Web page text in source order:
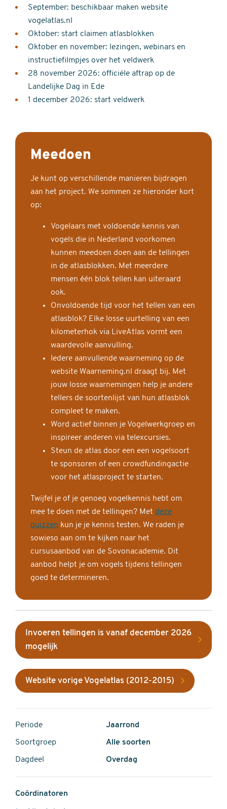
September: beschikbaar maken website
vogelatlas.nl
Oktober: start claimen atlasblokken
Oktober en november: lezingen, webinars en
instructiefilmpjes over het veldwerk
28 november 2026: officiële aftrap op de
Landelijke Dag in Ede
1 december 2026: start veldwerk
Meedoen
Je kunt op verschillende manieren bijdragen
aan het project. We sommen ze hieronder kort
op:
Vogelaars met voldoende kennis van
vogels die in Nederland voorkomen
kunnen meedoen doen aan de tellingen
in de atlasblokken. Met meerdere
mensen één blok tellen kan uiteraard
ook.
Onvoldoende tijd voor het tellen van een
atlasblok? Elke losse uurtelling van een
kilometerhok via LiveAtlas vormt een
waardevolle aanvulling.
Iedere aanvullende waarneming op de
website Waarneming.nl draagt bij. Met
jouw losse waarnemingen help je andere
tellers de soortenlijst van hun atlasblok
compleet te maken.
Word actief binnen je Vogelwerkgroep en
inspireer anderen via telexcursies.
Steun de atlas door een een vogelsoort
te sponsoren of een crowdfundingactie
voor het atlasproject te starten.
Twijfel je of je genoeg vogelkennis hebt om
mee te doen met de tellingen? Met deze
quizzen kun je je kennis testen. We raden je
sowieso aan om te kijken naar het
cursusaanbod van de Sovonacademie. Dit
aanbod helpt je om vogels tijdens tellingen
goed te determineren.
Invoeren tellingen is vanaf december 2026
mogelijk
Website vorige Vogelatlas (2012-2015)
Periode Jaarrond
Soortgroep Alle soorten
Dagdeel Overdag
Coördinatoren